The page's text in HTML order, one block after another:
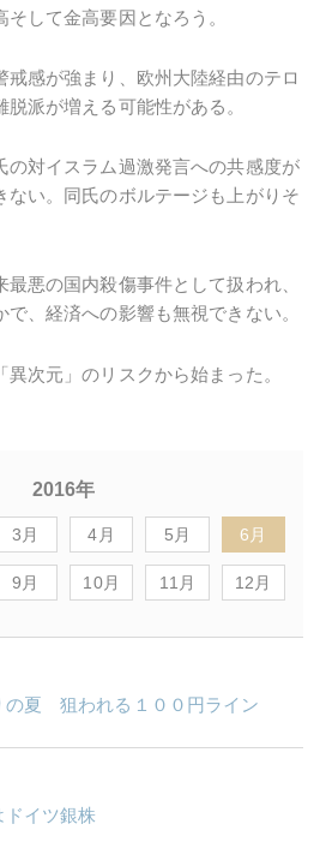
して金高要因となろう。
感が強まり、欧州大陸経由のテロ
派が増える可能性がある。
の対イスラム過激発言への共感度が
ない。同氏のボルテージも上がりそ
悪の国内殺傷事件として扱われ、
、経済への影響も無視できない。
次元」のリスクから始まった。
2016年
3月 4月 5月 6月
9月 10月 11月 12月
の夏 狙われる１００円ライン
ドイツ銀株